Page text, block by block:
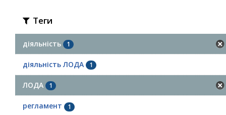
Теги
діяльність 1
діяльність ЛОДА 1
ЛОДА 1
регламент 1